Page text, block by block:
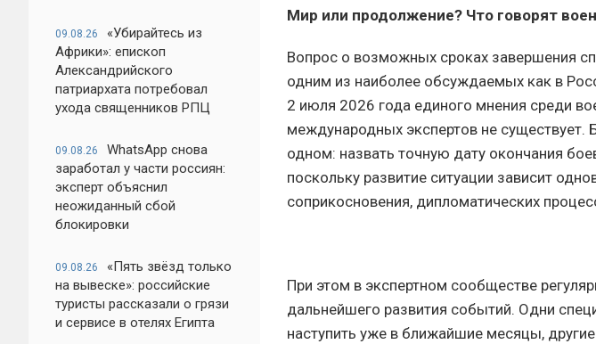
09.08.26
«Убирайтесь из
Африки»: епископ
Александрийского
патриархата потребовал
ухода священников РПЦ
09.08.26
WhatsApp снова
заработал у части россиян:
эксперт объяснил
неожиданный сбой
блокировки
09.08.26
«Пять звёзд только
на вывеске»: российские
туристы рассказали о грязи
и сервисе в отелях Египта
Мир или продолжение? Что говорят
Вопрос о возможных сроках завершения
одним из наиболее обсуждаемых как в
2 июля 2026 года единого мнения среди
международных экспертов не существует.
одном: назвать точную дату окончания
поскольку развитие ситуации зависит
соприкосновения, дипломатических
При этом в экспертном сообществе
дальнейшего развития событий. Одни
наступить уже в ближайшие месяцы,